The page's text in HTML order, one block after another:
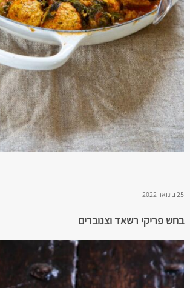
25 בינואר 2022
בחש פריקי רשאד וצנוברים